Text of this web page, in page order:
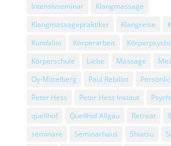
Intensivseminar
Klangmassage
Klangmassagepraktiker
Klangreise
Kundalini
Körperarbeit
Körperschule
Liebe Massage
Oy-Mittelberg
Paul Rebillot
Peter Hess
Peter Hess Institut
quellhof
Quellhof Allgäu Retreat
seminare
Seminarhaus Shiatsu